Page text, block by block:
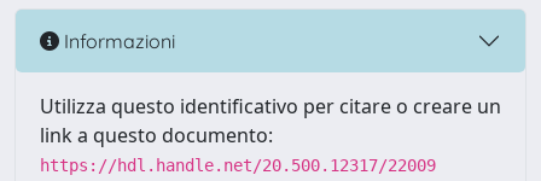
Informazioni
Utilizza questo identificativo per citare o creare un
link a questo documento:
https://hdl.handle.net/20.500.12317/22009